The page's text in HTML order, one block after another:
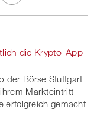
Share
Xing
die Krypto-App
der Börse Stuttgart
Markteintritt
erfolgreich gemacht